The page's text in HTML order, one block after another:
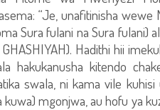
“Je, unafitinisha
Sura fulani na Sura fulani)
GHASHIYAH). Hadithi hii
hakukanusha kitendo
swala, ni kama vile
mgonjwa, au hofu ya